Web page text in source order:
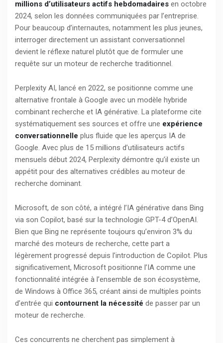
millions d’utilisateurs actifs hebdomadaires en octobre
2024, selon les données communiquées par l’entreprise.
Pour beaucoup d’internautes, notamment les plus jeunes,
interroger directement un assistant conversationnel
devient le réflexe naturel plutôt que de formuler une
requête sur un moteur de recherche traditionnel.
Perplexity AI, lancé en 2022, se positionne comme une
alternative frontale à Google avec un modèle hybride
combinant recherche et IA générative. La plateforme cite
systématiquement ses sources et offre une expérience
conversationnelle plus fluide que les aperçus IA de
Google. Avec plus de 15 millions d’utilisateurs actifs
mensuels début 2024, Perplexity démontre qu’il existe un
appétit pour des alternatives crédibles au moteur de
recherche dominant.
Microsoft, de son côté, a intégré l’IA générative dans Bing
via son Copilot, basé sur la technologie GPT-4 d’OpenAI.
Bien que Bing ne représente toujours qu’environ 3% du
marché des moteurs de recherche, cette part a
légèrement progressé depuis l’introduction de Copilot. Plus
significativement, Microsoft positionne l’IA comme une
fonctionnalité intégrée à l’ensemble de son écosystème,
de Windows à Office 365, créant ainsi de multiples points
d’entrée qui contournent la nécessité de passer par un
moteur de recherche.
Ces concurrents ne cherchent pas simplement à